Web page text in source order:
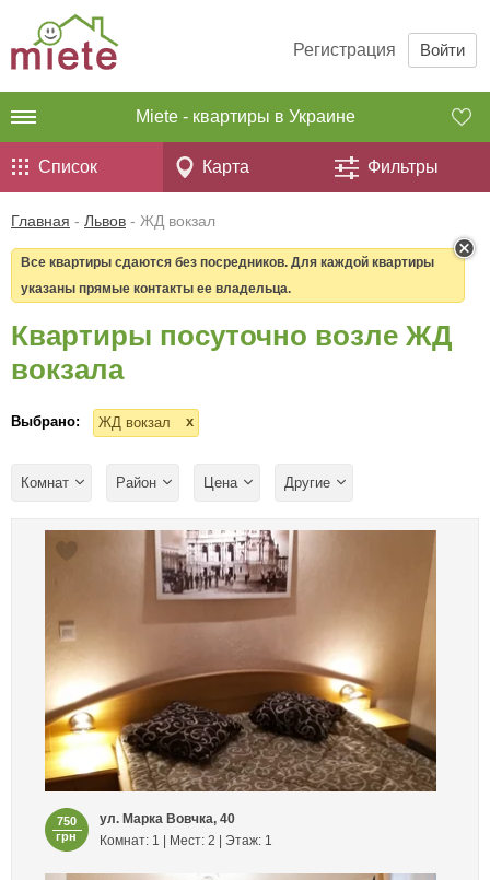
Регистрация Войти
Miete - квартиры в Украине
Список Карта Фильтры
Главная - Львов - ЖД вокзал
Все квартиры сдаются без посредников. Для каждой квартиры
указаны прямые контакты ее владельца.
Квартиры посуточно возле ЖД
вокзала
Выбрано: ЖД вокзал x
Комнат Район Цена Другие
750
грн
ул. Марка Вовчка, 40
Комнат: 1 | Мест: 2 | Этаж: 1